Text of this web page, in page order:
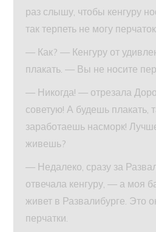
раз слышу, чтобы кенгуру
так терпеть не могу
— Как? — Кенгуру от
плакать. — Вы не носите
— Никогда! — отрезала
советую! А будешь плакать,
заработаешь насморк!
живешь?
— Недалеко, сразу за
отвечала кенгуру, — а моя
живет в Развалибурге. Это
перчатки.